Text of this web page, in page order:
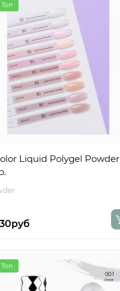
Топ
Liquid Polygel Powder
Топ